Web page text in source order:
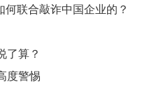
何联合敲诈中国企业的？
了算？
度警惕